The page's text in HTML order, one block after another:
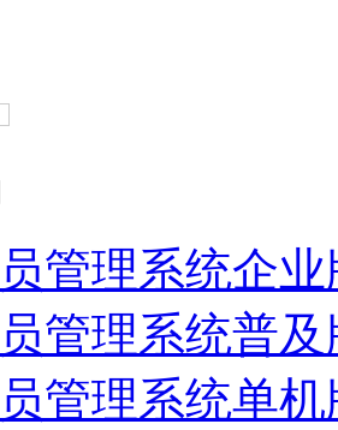
管理系统企
管理系统普及
管理系统单机